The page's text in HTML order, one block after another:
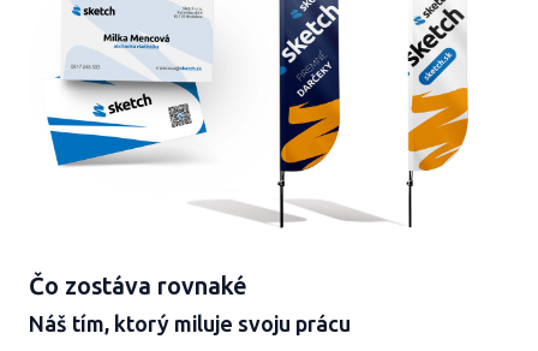
Čo zostáva rovnaké
Náš tím, ktorý miluje svoju prácu